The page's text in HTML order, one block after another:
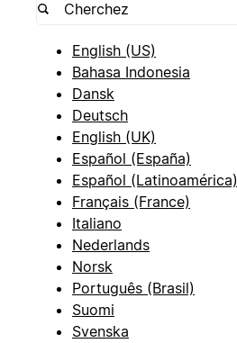
English (US)
Bahasa Indonesia
Dansk
Deutsch
English (UK)
Español (España)
Español (Latinoamérica)
Français (France)
Italiano
Nederlands
Norsk
Português (Brasil)
Suomi
Svenska